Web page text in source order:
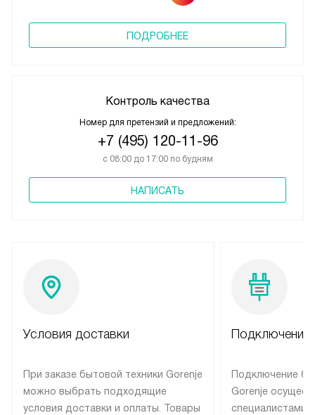
ПОДРОБНЕЕ
Контроль качества
Номер для претензий и предложений:
+7 (495) 120-11-96
с 08:00 до 17:00 по будням
НАПИСАТЬ
Условия доставки
При заказе бытовой техники Gorenje
можно выбрать подходящие
условия доставки и оплаты. Товары
Подключение
Подключение
Gorenje
специалистами